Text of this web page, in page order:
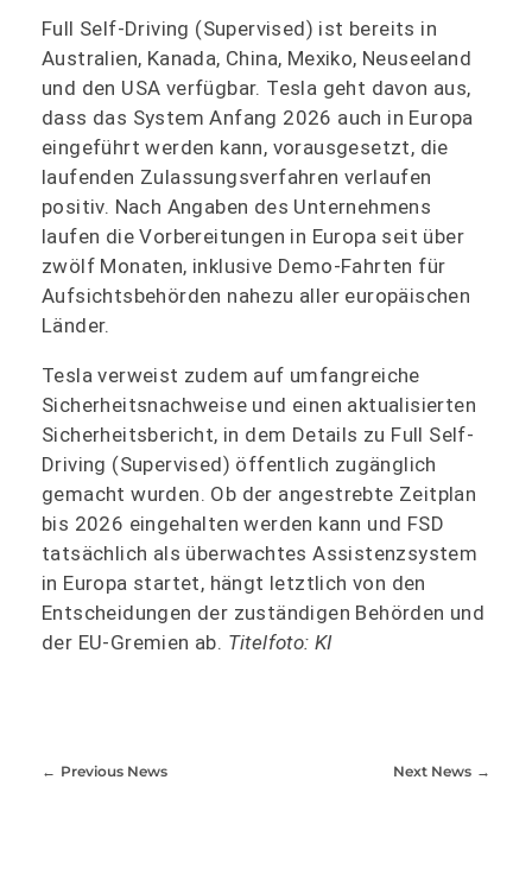
Full Self-Driving (Supervised) ist bereits in
Australien, Kanada, China, Mexiko, Neuseeland
und den USA verfügbar. Tesla geht davon aus,
dass das System Anfang 2026 auch in Europa
eingeführt werden kann, vorausgesetzt, die
laufenden Zulassungsverfahren verlaufen
positiv. Nach Angaben des Unternehmens
laufen die Vorbereitungen in Europa seit über
zwölf Monaten, inklusive Demo-Fahrten für
Aufsichtsbehörden nahezu aller europäischen
Länder.
Tesla verweist zudem auf umfangreiche
Sicherheitsnachweise und einen aktualisierten
Sicherheitsbericht, in dem Details zu Full Self-
Driving (Supervised) öffentlich zugänglich
gemacht wurden. Ob der angestrebte Zeitplan
bis 2026 eingehalten werden kann und FSD
tatsächlich als überwachtes Assistenzsystem
in Europa startet, hängt letztlich von den
Entscheidungen der zuständigen Behörden und
der EU-Gremien ab. Titelfoto: KI
Previous News Next News